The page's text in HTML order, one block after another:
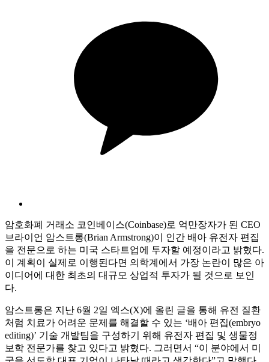
암호화폐 거래소 코인베이스(Coinbase)로 억만장자가 된 CEO
브라이언 암스트롱(Brian Armstrong)이 인간 배아 유전자 편집
을 전문으로 하는 미국 스타트업에 투자할 예정이라고 밝혔다.
이 계획이 실제로 이행된다면 의학계에서 가장 논란이 많은 아
이디어에 대한 최초의 대규모 상업적 투자가 될 것으로 보인
다.
암스트롱은 지난 6월 2일 엑스(X)에 올린 글을 통해 유전 질환
처럼 치료가 어려운 문제를 해결할 수 있는 ‘배아 편집(embryo
editing)’ 기술 개발팀을 구성하기 위해 유전자 편집 및 생물정
보학 전문가를 찾고 있다고 밝혔다. 그러면서 “이 분야에서 미